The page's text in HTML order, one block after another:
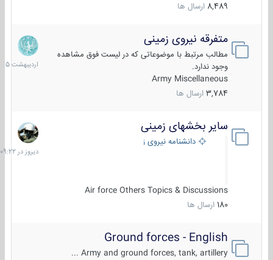
8,489 ارسال ها
متفرقه نیروی زمینی
مطالب مرتبط با موضوعاتی که در لیست فوق مشاهده
وجود ندارد.
Army Miscellaneous
3,784 ارسال ها
27
1405
سایر بخشهای زمینی
دانشنامه نیروی زمینی
Air force Others Topics & Discussions
180 ارسال ها
دیروز
در
09:22
Ground forces - English
Army and ground forces, tank, artillery ...